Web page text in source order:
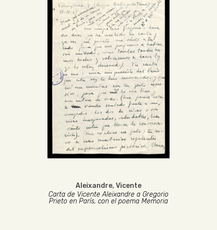
Aleixandre, Vicente
Carta de Vicente Aleixandre a Gregorio
Prieto en París, con el poema Memoria